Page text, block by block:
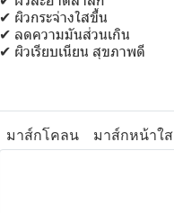
✔ ผิวกระจ่างใสขึ้น
✔ ลดความมันส่วนเกิน
✔ ผิวเรียบเนียน สุขภาพดี
มาส์กโคลน มาส์กหน้าใส